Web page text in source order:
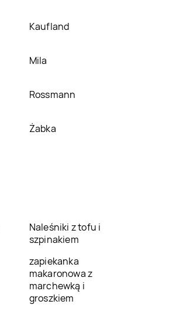
Kaufland
Mila
Rossmann
Żabka
Naleśniki z tofu i
szpinakiem
zapiekanka
makaronowa z
marchewką i
groszkiem